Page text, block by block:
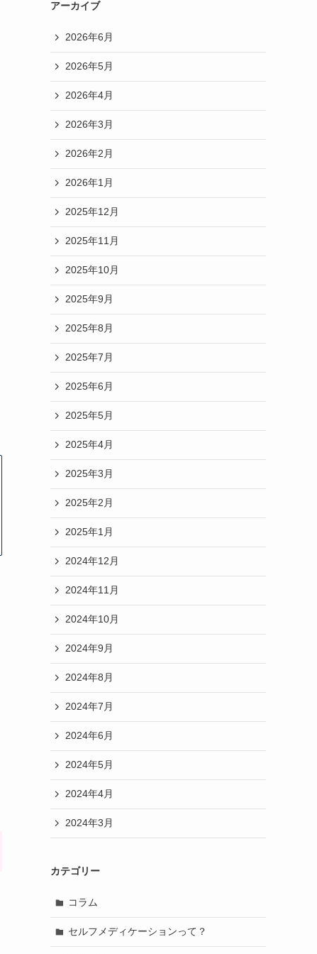
アーカイブ
2026年6月
2026年5月
2026年4月
2026年3月
2026年2月
2026年1月
2025年12月
2025年11月
2025年10月
2025年9月
2025年8月
2025年7月
2025年6月
2025年5月
2025年4月
2025年3月
2025年2月
2025年1月
2024年12月
2024年11月
2024年10月
2024年9月
2024年8月
2024年7月
2024年6月
2024年5月
2024年4月
2024年3月
カテゴリー
コラム
セルフメディケーションって？